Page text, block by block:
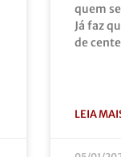
quem
Já faz
de
LEIA